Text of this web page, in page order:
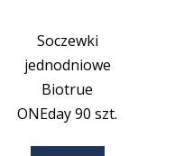
Soczewki
jednodniowe
Biotrue
ONEday 90 szt.